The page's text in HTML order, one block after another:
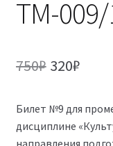
ТМ-009/
750₽
750₽.
320₽
320₽.
Билет №9 для
дисциплине
направления